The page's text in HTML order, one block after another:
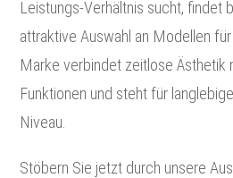
Leistungs-Verhältnis sucht, findet
attraktive Auswahl an Modellen
Marke verbindet zeitlose Ästhetik
Funktionen und steht für
Niveau.
Stöbern Sie jetzt durch unsere